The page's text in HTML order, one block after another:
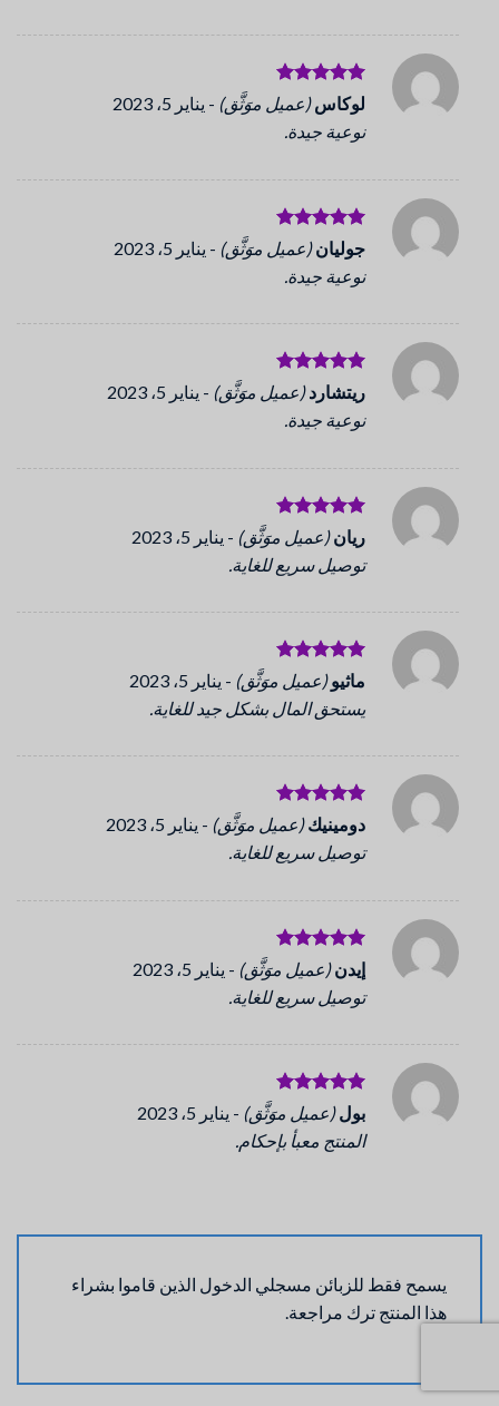
تم التقييم
5من 5
لوكاس(عميل موَثَّق) - يناير 5، 2023
نوعية جيدة.
تم التقييم
5من 5
جوليان(عميل موَثَّق) - يناير 5، 2023
نوعية جيدة.
تم التقييم
5من 5
ريتشارد(عميل موَثَّق) - يناير 5، 2023
نوعية جيدة.
تم التقييم
5من 5
ريان(عميل موَثَّق) - يناير 5، 2023
توصيل سريع للغاية.
تم التقييم
5من 5
ماثيو(عميل موَثَّق) - يناير 5، 2023
يستحق المال بشكل جيد للغاية.
تم التقييم
5من 5
دومينيك(عميل موَثَّق) - يناير 5، 2023
توصيل سريع للغاية.
تم التقييم
5من 5
إيدن(عميل موَثَّق) - يناير 5، 2023
توصيل سريع للغاية.
تم التقييم
5من 5
بول(عميل موَثَّق) - يناير 5، 2023
المنتج معبأ بإحكام.
يسمح فقط للزبائن مسجلي الدخول الذين قاموا بشراء
هذا المنتج ترك مراجعة.